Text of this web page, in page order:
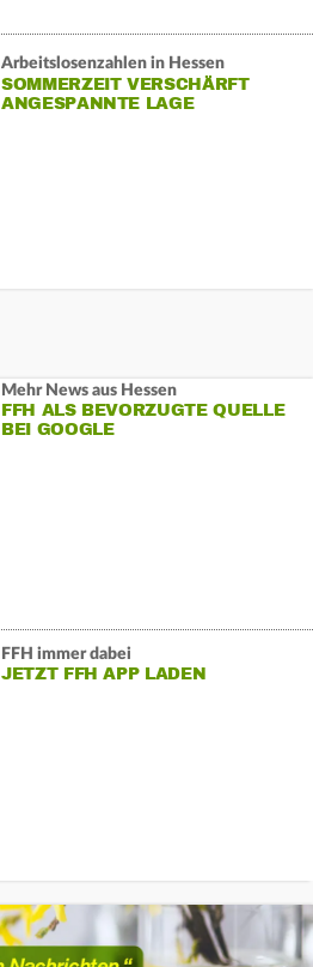
Arbeitslosenzahlen in Hessen
SOMMERZEIT VERSCHÄRFT
ANGESPANNTE LAGE
Mehr News aus Hessen
FFH ALS BEVORZUGTE QUELLE
BEI GOOGLE
FFH immer dabei
JETZT FFH APP LADEN